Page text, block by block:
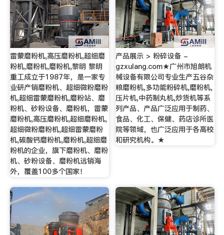
雷蒙磨粉机,高压磨粉机,超细磨
粉机,磨粉机,磨粉机,黎明 黎明
重工成立于1987年，是一家专
业研产销磨粉机、超细微粉磨粉
机,超细雷蒙磨粉机,磨粉站、磨
粉机、砂粉设备、磨粉机，雷蒙
磨粉机,高压磨粉机,超细磨粉机,
超细微粉磨粉机,超细雷蒙磨粉
机,碳酸钙磨粉机,磨粉机,超细磨
粉机的企业，旗下磨粉机、磨粉
机、砂粉设备、磨粉机远销海
外，覆盖100多个国家！
产品展示 > 粉碎设备 -
gzxulang.com★广州市旭朗机
械设备有限公司专业生产五谷杂
粮磨粉机,多功能粉碎机,磨粉机,
压片机,中药制丸机,炒货机等系
列产品、产品广泛应用于制药、
食品、化工、保健、药店诊所医
院等领域，也广泛应用于各高校
和研究机构。★